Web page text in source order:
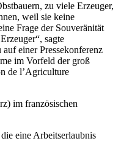
zu viele Erzeuger,
weil sie keine
Frage der Souveränität
sagte
einer Pressekonferenz
im Vorfeld der groß
de l’Agriculture
im französischen
eine Arbeitserlaubnis